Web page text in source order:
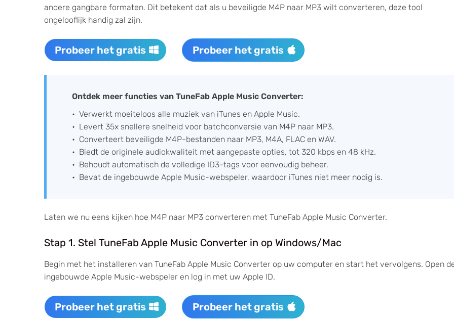
andere gangbare formaten. Dit betekent dat als u beveiligde M4P naar MP3 wilt converteren, deze tool
ongelooflijk handig zal zijn.
Probeer het gratis Probeer het gratis
Ontdek meer functies van TuneFab Apple Music Converter:
Verwerkt moeiteloos alle muziek van iTunes en Apple Music.
Levert 35x snellere snelheid voor batchconversie van M4P naar MP3.
Converteert beveiligde M4P-bestanden naar MP3, M4A, FLAC en WAV.
Biedt de originele audiokwaliteit met aangepaste opties, tot 320 kbps en 48 kHz.
Behoudt automatisch de volledige ID3-tags voor eenvoudig beheer.
Bevat de ingebouwde Apple Music-webspeler, waardoor iTunes niet meer nodig is.
Laten we nu eens kijken hoe M4P naar MP3 converteren met TuneFab Apple Music Converter.
Stap 1. Stel TuneFab Apple Music Converter in op Windows/Mac
Begin met het installeren van TuneFab Apple Music Converter op uw computer en start het vervolgens. Open
ingebouwde Apple Music-webspeler en log in met uw Apple ID.
Probeer het gratis Probeer het gratis